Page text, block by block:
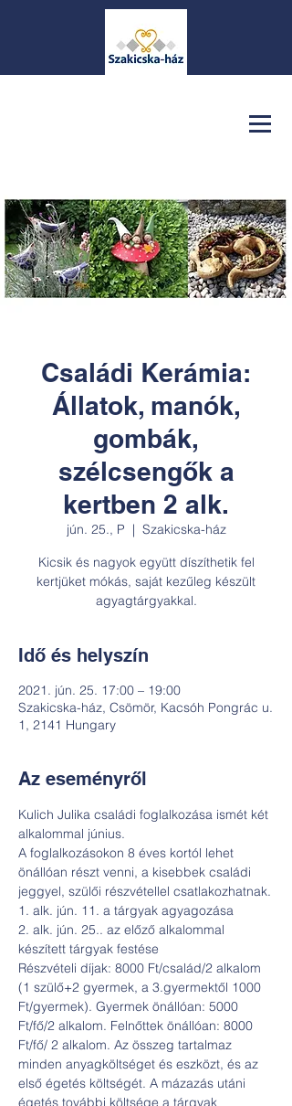
Családi Kerámia:
Állatok, manók,
gombák,
szélcsengők a
kertben 2 alk.
jún. 25., P
  |
Szakicska-ház
Kicsik és nagyok együtt díszíthetik fel
kertjüket mókás, saját kezűleg készült
agyagtárgyakkal.
Idő és helyszín
2021. jún. 25. 17:00 – 19:00
Szakicska-ház, Csömör, Kacsóh Pongrác u.
1, 2141 Hungary
Az eseményről
Kulich Julika családi foglalkozása ismét két
alkalommal június.
A foglalkozásokon 8 éves kortól lehet
önállóan részt venni, a kisebbek családi
jeggyel, szülői részvétellel csatlakozhatnak.
1. alk. jún. 11. a tárgyak agyagozása
2. alk. jún. 25.. az előző alkalommal
készített tárgyak festése
Részvételi díjak: 8000 Ft/család/2 alkalom
(1 szülő+2 gyermek, a 3.gyermektől 1000
Ft/gyermek). Gyermek önállóan: 5000
Ft/fő/2 alkalom. Felnőttek önállóan: 8000
Ft/fő/ 2 alkalom. Az összeg tartalmaz
minden anyagköltséget és eszközt, és az
első égetés költségét. A mázazás utáni
égetés további költsége a tárgyak